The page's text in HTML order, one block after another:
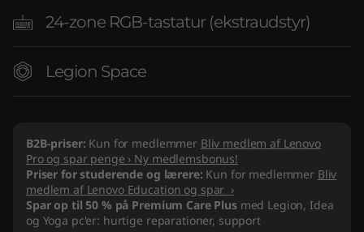
24-zone RGB-tastatur (ekstraudstyr)
Legion Space
B2B-priser: Kun for medlemmer Bliv medlem af Lenovo
Pro og spar penge › Ny medlemsbonus!
Priser for studerende og lærere: Kun for medlemmer Bliv
medlem af Lenovo Education og spar ›
Spar op til 50 % på Premium Care Plusmed Legion, Idea
og Yoga pc'er: hurtige reparationer, support